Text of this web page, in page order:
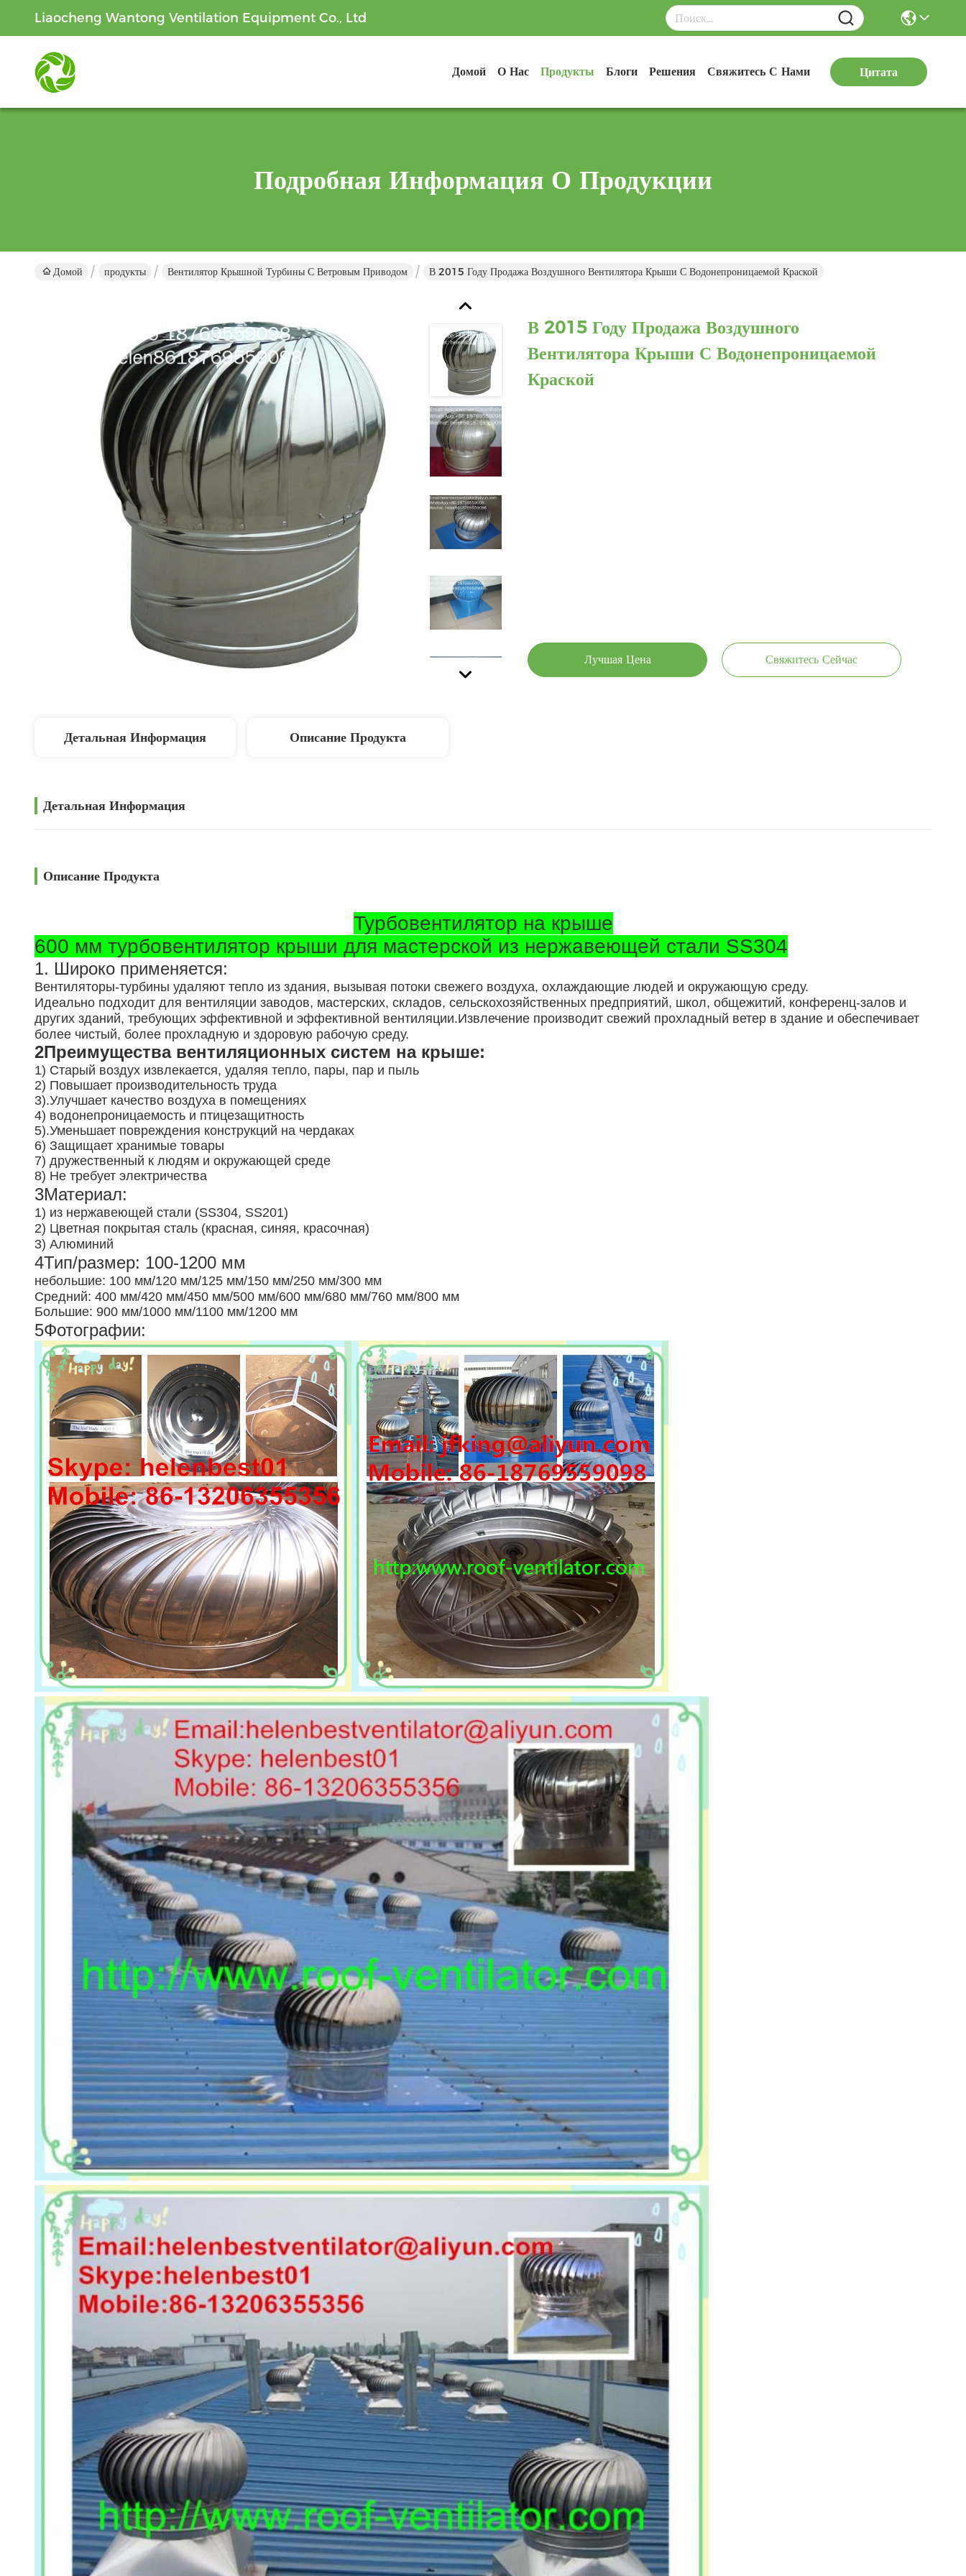
Liaocheng Wantong Ventilation Equipment Co., Ltd
Домой О Нас Продукты Блоги Решения Свяжитесь С Нами Цитата
Подробная Информация О Продукции
Домой продукты Вентилятор Крышной Турбины С Ветровым Приводом В 2015 Году Продажа Воздушного Вентилятора Крыши С Водонепроницаемой Краской
В 2015 Году Продажа Воздушного
Вентилятора Крыши С Водонепроницаемой
Краской
Лучшая Цена Свяжитесь Сейчас
Детальная Информация Описание Продукта
Детальная Информация
Описание Продукта
Турбовентилятор на крыше
600 мм турбовентилятор крыши для мастерской из нержавеющей стали SS304
1. Широко применяется:
Вентиляторы-турбины удаляют тепло из здания, вызывая потоки свежего воздуха, охлаждающие людей и окружающую среду.
Идеально подходит для вентиляции заводов, мастерских, складов, сельскохозяйственных предприятий, школ, общежитий, конференц-залов и
других зданий, требующих эффективной и эффективной вентиляции.Извлечение производит свежий прохладный ветер в здание и обеспечивает
более чистый, более прохладную и здоровую рабочую среду.
2Преимущества вентиляционных систем на крыше:
1) Старый воздух извлекается, удаляя тепло, пары, пар и пыль
2) Повышает производительность труда
3).Улучшает качество воздуха в помещениях
4) водонепроницаемость и птицезащитность
5).Уменьшает повреждения конструкций на чердаках
6) Защищает хранимые товары
7) дружественный к людям и окружающей среде
8) Не требует электричества
3Материал:
1) из нержавеющей стали (SS304, SS201)
2) Цветная покрытая сталь (красная, синяя, красочная)
3) Алюминий
4Тип/размер: 100-1200 мм
небольшие: 100 мм/120 мм/125 мм/150 мм/250 мм/300 мм
Средний: 400 мм/420 мм/450 мм/500 мм/600 мм/680 мм/760 мм/800 мм
Большие: 900 мм/1000 мм/1100 мм/1200 мм
5Фотографии: